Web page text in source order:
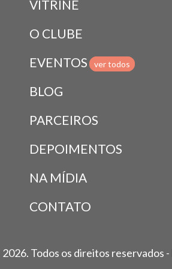
VITRINE
O CLUBE
EVENTOS
ver todos
BLOG
PARCEIROS
DEPOIMENTOS
NA MÍDIA
CONTATO
Todos os direitos reservados -